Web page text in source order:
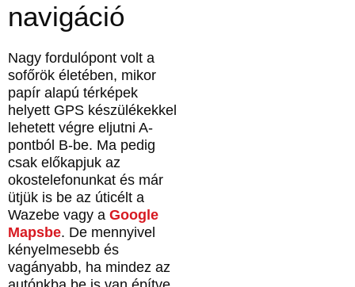
navigáció
Nagy fordulópont volt a
sofőrök életében, mikor
papír alapú térképek
helyett GPS készülékekkel
lehetett végre eljutni A-
pontból B-be. Ma pedig
csak előkapjuk az
okostelefonunkat és már
ütjük is be az úticélt a
Wazebe vagy a Google
Mapsbe. De mennyivel
kényelmesebb és
vagányabb, ha mindez az